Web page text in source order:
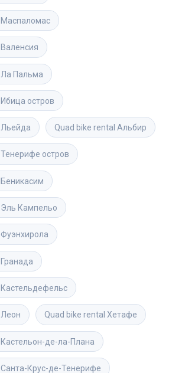
Маспаломас
Валенсия
Ла Пальма
Ибица остров
Льейда Quad bike rental Альбир
Тенерифе остров
Беникасим
Эль Кампельо
Фуэнхирола
Гранада
Кастельдефельс
Леон Quad bike rental Хетафе
Кастельон-де-ла-Плана
Санта-Крус-де-Тенерифе